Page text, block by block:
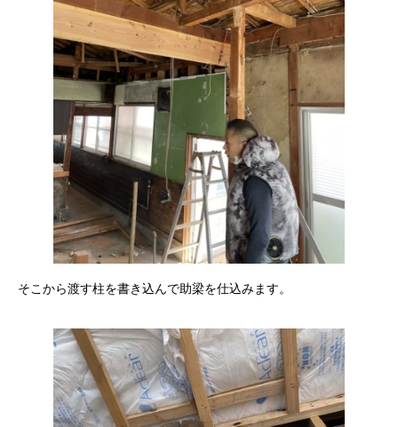
そこから渡す柱を書き込んで助梁を仕込みます。